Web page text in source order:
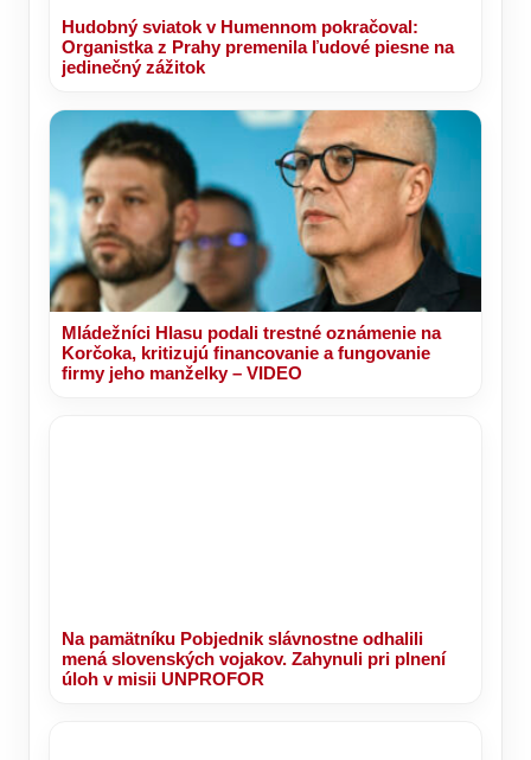
Hudobný sviatok v Humennom pokračoval:
Organistka z Prahy premenila ľudové piesne na
jedinečný zážitok
Mládežníci Hlasu podali trestné oznámenie na
Korčoka, kritizujú financovanie a fungovanie
firmy jeho manželky – VIDEO
Na pamätníku Pobjednik slávnostne odhalili
mená slovenských vojakov. Zahynuli pri plnení
úloh v misii UNPROFOR